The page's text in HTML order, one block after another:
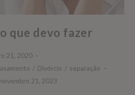
que devo fazer
21, 2020
/ Divórcio / separação
novembro 21, 2023